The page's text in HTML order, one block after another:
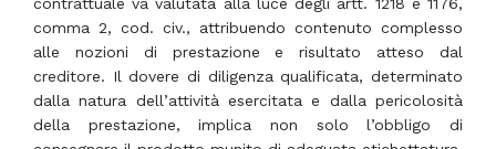
comma 2, cod. civ., attribuendo contenuto complesso
alle nozioni di prestazione e risultato atteso dal
creditore. Il dovere di diligenza qualificata, determinato
dalla natura dell’attività esercitata e dalla pericolosità
della prestazione, implica non solo l’obbligo di